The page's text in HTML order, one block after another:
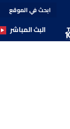
البث المباشر